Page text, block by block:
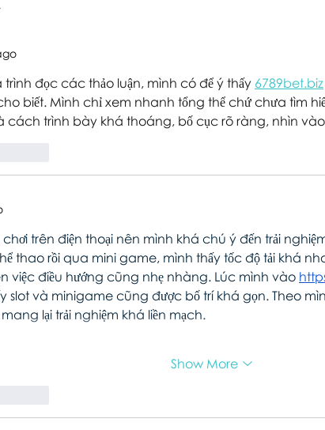
Settling in
trình đọc các thảo luận, mình có để ý thấy 6789bet.biz
biết. Mình chỉ xem nhanh tổng thể chứ chưa tìm
cách trình bày khá thoáng, bố cục rõ ràng, nhìn
chơi trên điện thoại nên mình khá chú ý đến trải
thao rồi qua mini game, mình thấy tốc độ tải khá
việc điều hướng cũng nhẹ nhàng. Lúc mình vào
slot và minigame cũng được bố trí khá gọn. Theo
lại trải nghiệm khá liền mạch.
Show More